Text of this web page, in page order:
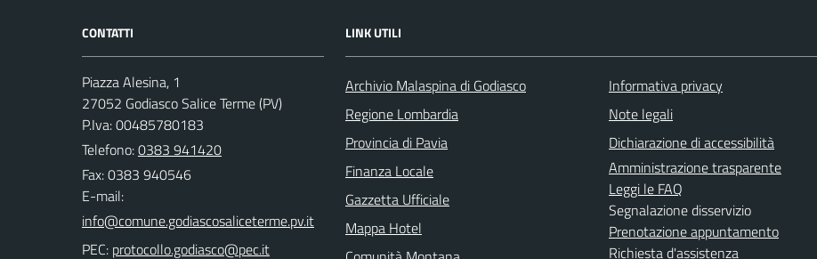
CONTATTI
Piazza Alesina, 1
27052 Godiasco Salice Terme (PV)
P.Iva: 00485780183
Telefono:0383 941420
Fax: 0383 940546
E-mail:
PEC:
LINK UTILI
Archivio Malaspina di Godiasco
Regione Lombardia
Provincia di Pavia
Finanza Locale
Gazzetta Ufficiale
Mappa Hotel
Informativa privacy
Note legali
Dichiarazione di accessibilità
Amministrazione trasparente
Leggi le FAQ
Segnalazione disservizio
Prenotazione appuntamento
Richiesta d'assistenza